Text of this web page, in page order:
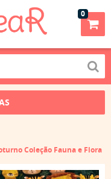
0
Coleção Fauna e Flora